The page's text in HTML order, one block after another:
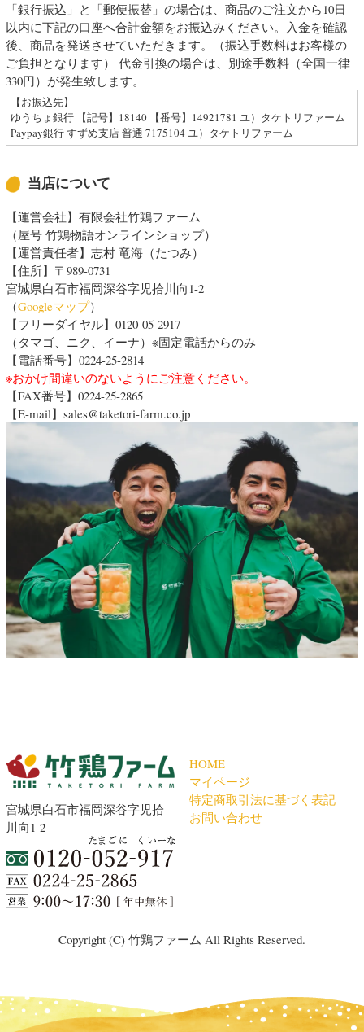
「銀行振込」と「郵便振替」の場合は、商品のご注文から10日
以内に下記の口座へ合計金額をお振込みください。入金を確認
後、商品を発送させていただきます。（振込手数料はお客様の
ご負担となります） 代金引換の場合は、別途手数料（全国一律
330円）が発生致します。
【お振込先】
ゆうちょ銀行 【記号】18140 【番号】14921781 ユ）タケトリファーム
Paypay銀行 すずめ支店 普通 7175104 ユ）タケトリファーム
当店について
【運営会社】有限会社竹鶏ファーム
（屋号 竹鶏物語オンラインショップ）
【運営責任者】志村 竜海（たつみ）
【住所】〒989-0731
宮城県白石市福岡深谷字児拾川向1-2
（Googleマップ）
【フリーダイヤル】0120-05-2917
（タマゴ、ニク、イーナ）※固定電話からのみ
【電話番号】0224-25-2814
※おかけ間違いのないようにご注意ください。
【FAX番号】0224-25-2865
【E-mail】sales@taketori-farm.co.jp
宮城県白石市福岡深谷字児拾
川向1-2
HOME
マイページ
特定商取引法に基づく表記
お問い合わせ
Copyright (C) 竹鶏ファーム All Rights Reserved.